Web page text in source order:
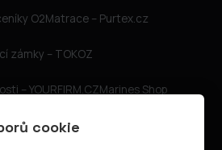
O2Matrace – Purtex.cz
zámky – TOKOZ
– YOURFIRM.CZMarines Shop
seznam.czInternetové stránky
cookie